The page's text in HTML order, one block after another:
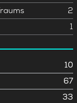
2
1
10
67
33